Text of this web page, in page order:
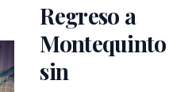
Regreso a
Montequinto
sin